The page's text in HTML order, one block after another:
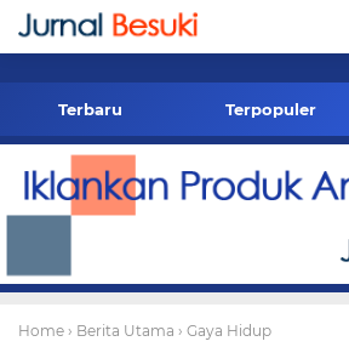
-->
Terbaru Terpopuler
Home › Berita Utama › Gaya Hidup